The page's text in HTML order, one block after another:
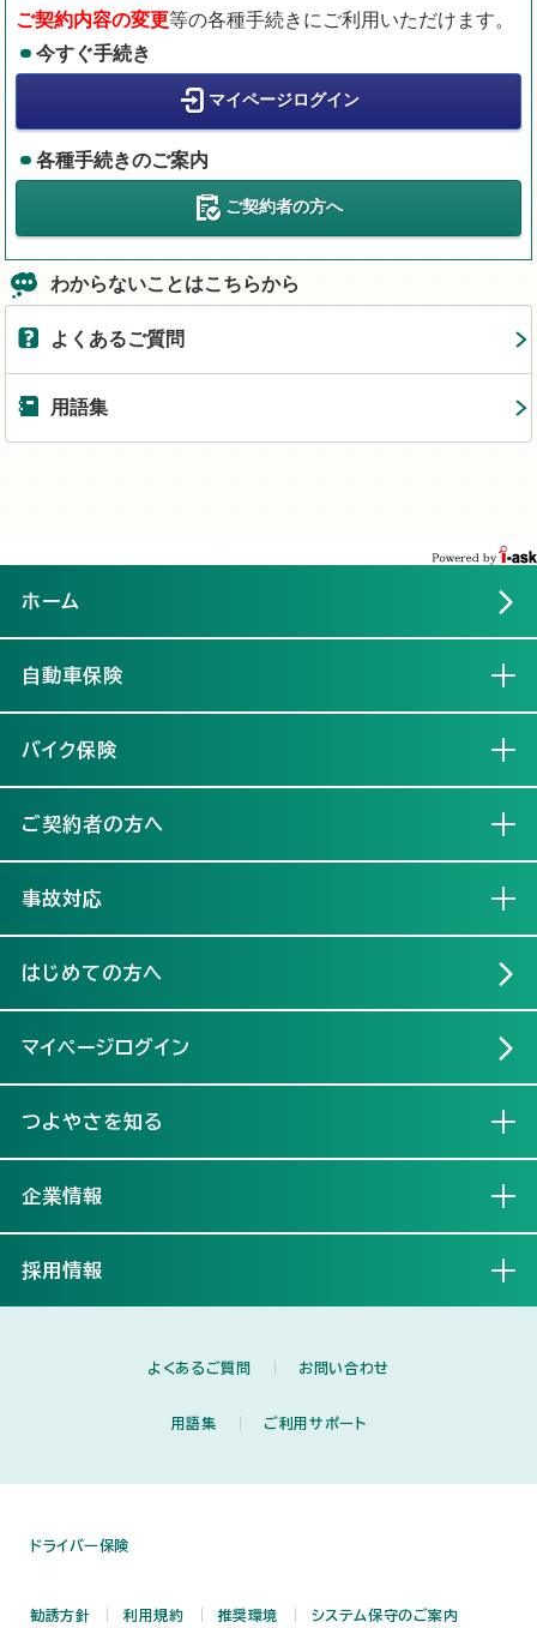
ご契約内容の変更等の各種手続きにご利用いただけます。
今すぐ手続き
マイページログイン
各種手続きのご案内
ご契約者の方へ
わからないことはこちらから
よくあるご質問
用語集
ホーム
自動車保険
バイク保険
ご契約者の方へ
事故対応
はじめての方へ
マイページログイン
つよやさを知る
企業情報
採用情報
よくあるご質問 お問い合わせ
用語集 ご利用サポート
ドライバー保険
勧誘方針 利用規約 推奨環境 システム保守のご案内